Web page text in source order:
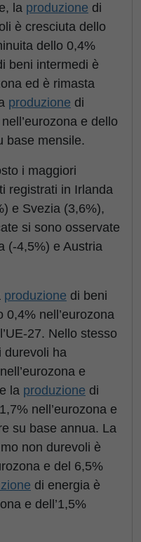
la produzione di
è cresciuta dello
dello 0,4%
beni intermedi è
ed è rimasta
produzione di
e dello
base mensile.
i maggiori
registrati in Irlanda
e Svezia (3,6%),
si sono osservate
(-4,5%) e Austria
produzione di beni
nell’eurozona
27. Nello stesso
durevoli ha
e
la produzione di
nell’eurozona e
su base annua. La
non durevoli è
e del 6,5%
di energia è
e dell’1,5%